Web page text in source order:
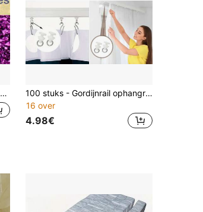
100 stuks - Gordijnrail ophangrollers, gordijnrail katrollen, kogellagers rollers, railwielen
16 over
4.98€